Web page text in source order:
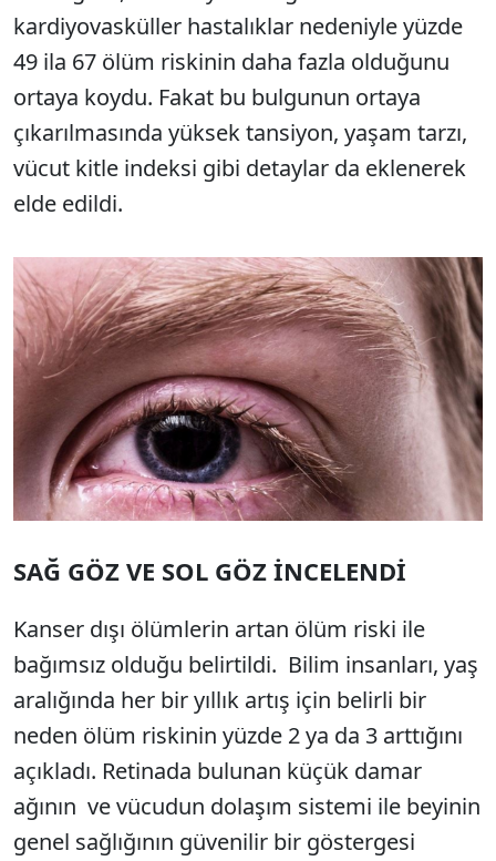
kardiyovasküller hastalıklar nedeniyle yüzde
49 ila 67 ölüm riskinin daha fazla olduğunu
ortaya koydu. Fakat bu bulgunun ortaya
çıkarılmasında yüksek tansiyon, yaşam tarzı,
vücut kitle indeksi gibi detaylar da eklenerek
elde edildi.
SAĞ GÖZ VE SOL GÖZ İNCELENDİ
Kanser dışı ölümlerin artan ölüm riski ile
bağımsız olduğu belirtildi. Bilim insanları, yaş
aralığında her bir yıllık artış için belirli bir
neden ölüm riskinin yüzde 2 ya da 3 arttığını
açıkladı. Retinada bulunan küçük damar
ağının ve vücudun dolaşım sistemi ile beyinin
genel sağlığının güvenilir bir göstergesi